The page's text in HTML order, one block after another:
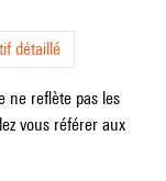
détaillé
ne reflète pas les
vous référer aux